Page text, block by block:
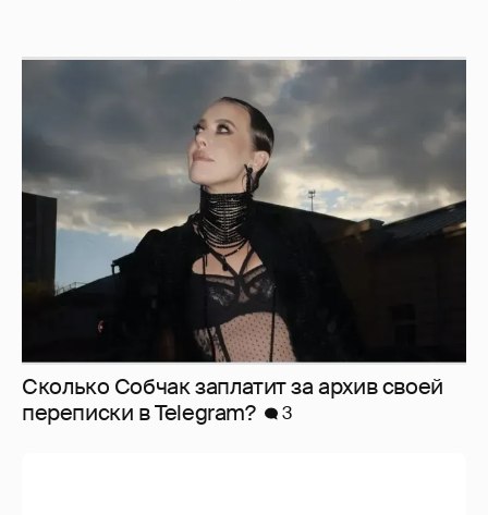
Сколько Собчак заплатит за архив своей
перeписки в Telegram?
3